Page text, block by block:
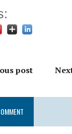
post